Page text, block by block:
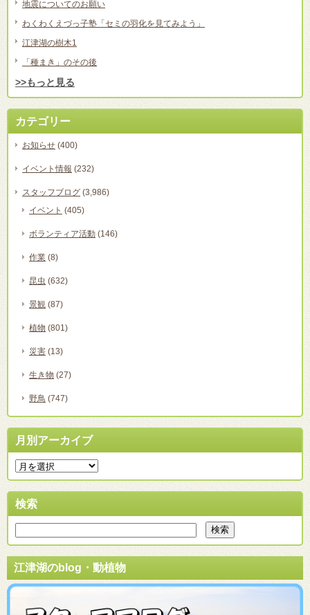
地震についてのお願い
わくわくえづっ子塾「セミの羽化を見てみよう」
江津湖の樹木1
「種まき」のその後
>>もっと見る
カテゴリー
お知らせ (400)
イベント情報 (232)
スタッフブログ (3,986)
イベント (405)
ボランティア活動 (146)
作業 (8)
昆虫 (632)
景観 (87)
植物 (801)
災害 (13)
生き物 (27)
野鳥 (747)
月別アーカイブ
検索
江津湖のblog・動植物